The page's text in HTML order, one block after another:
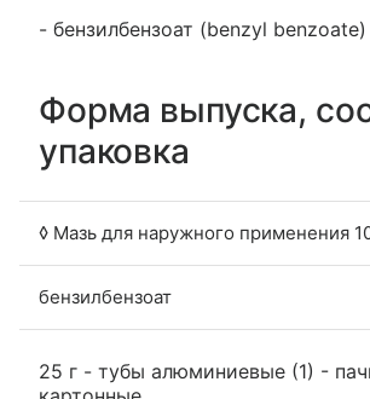
- бензилбензоат (benzyl benzoate)
Форма выпуска,
упаковка
◊ Мазь для наружного применения
бензилбензоат
25 г - тубы алюминиевые (1) -